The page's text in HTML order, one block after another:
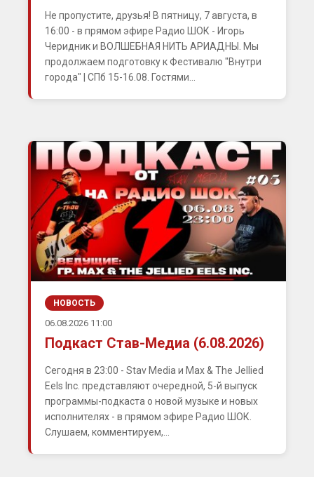
Не пропустите, друзья! В пятницу, 7 августа, в
16:00 - в прямом эфире Радио ШОК - Игорь
Черидник и ВОЛШЕБНАЯ НИТЬ АРИАДНЫ. Мы
продолжаем подготовку к Фестивалю "Внутри
города" | СПб 15-16.08. Гостями...
НОВОСТЬ
06.08.2026 11:00
Подкаст Став-Медиа (6.08.2026)
Сегодня в 23:00 - Stav Media и Max & The Jellied
Eels Inc. представляют очередной, 5-й выпуск
программы-подкаста о новой музыке и новых
исполнителях - в прямом эфире Радио ШОК.
Слушаем, комментируем,...